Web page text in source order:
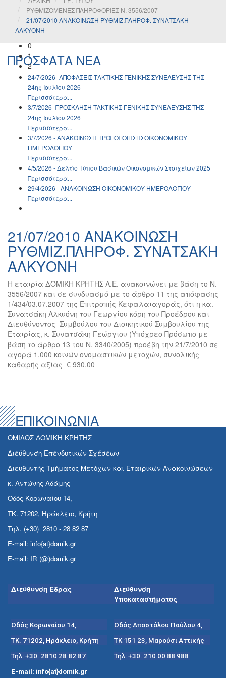
0
1
2
ΡΥΘΜΙΖΟΜΕΝΕΣ ΠΛΗΡΟΦΟΡΙΕΣ Ν. 3556/2007
21/07/2010 ΑΝΑΚΟΙΝΩΣΗ ΡΥΘΜΙΖ.ΠΛΗΡΟΦ. ΣΥΝΑΤΣΑΚΗ
ΑΛΚΥΟΝΗ
ΠΡΟΣΦΑΤΑ ΝΕΑ
24/7/2026 -ΑΠΟΦΑΣΕΙΣ ΤΑΚΤΙΚΗΣ ΓΕΝΙΚΗΣ ΣΥΝΕΛΕΥΣΗΣ ΤΗΣ
24ης Ιουλίου 2026
Περισσότερα...
3/7/2026 -ΠΡΟΣΚΛΗΣΗ ΤΑΚΤΙΚΗΣ ΓΕΝΙΚΗΣ ΣΥΝΕΛΕΥΣΗΣ ΤΗΣ
24ης Ιουλίου 2026
Περισσότερα...
3/7/2026 - ΑΝΑΚΟΙΝΩΣH ΤΡΟΠΟΠΟΙΗΣΗΣΟΙΚΟΝΟΜΙΚΟΥ
ΗΜΕΡΟΛΟΓΙΟΥ
Περισσότερα...
4/5/2026 - Δελτίο Τύπου Βασικών Οικονομικών Στοιχείων 2025
Περισσότερα...
29/4/2026 - ΑΝΑΚΟΙΝΩΣH ΟΙΚΟΝΟΜΙΚΟΥ ΗΜΕΡΟΛΟΓΙΟΥ
Περισσότερα...
21/07/2010 ΑΝΑΚΟΙΝΩΣΗ
ΡΥΘΜΙΖ.ΠΛΗΡΟΦ. ΣΥΝΑΤΣΑΚΗ
ΑΛΚΥΟΝΗ
Η εταιρία ΔΟΜΙΚΗ ΚΡΗΤΗΣ Α.Ε. ανακοινώνει με βάση το Ν.
3556/2007 και σε συνδυασμό με το άρθρο 11 της απόφασης
1/434/03.07.2007 της Επιτροπής Κεφαλαιαγοράς, ότι η κα.
Συνατσάκη Αλκυόνη του Γεωργίου κόρη του Προέδρου και
Διευθύνοντος Συμβούλου του Διοικητικού Συμβουλίου της
Εταιρίας, κ. Συνατσάκη Γεώργιου (Υπόχρεο Πρόσωπο με
βάση το άρθρο 13 του Ν. 3340/2005) προέβη την 21/7/2010 σε
αγορά 1,000 κοινών ονομαστικών μετοχών, συνολικής
καθαρής αξίας € 930,00
ΕΠΙΚΟΙΝΩΝΙΑ
ΟΜΙΛΟΣ ΔΟΜΙΚΗ ΚΡΗΤΗΣ
Διεύθυνση Επενδυτικών Σχέσεων
Διευθυντής Τμήματος Μετόχων και Εταιρικών Ανακοινώσεων
κ. Αντώνης Αδάμης
Οδός Κορωναίου 14,
ΤΚ. 71202, Ηράκλειο, Κρήτη
Τηλ. (+30) 2810 - 28 82 87
E-mail: info{at}domik.gr
E-mail: IR (@)domik.gr
Διεύθυνση Έδρας
Διεύθυνση
Υποκαταστήματος
Οδός Κορωναίου 14,
ΤΚ. 71202, Ηράκλειο, Κρήτη
Τηλ: +30. 2810 28 82 87
Οδός Αποστόλου Παύλου 4,
ΤΚ 151 23, Μαρούσι Αττικής
Τηλ: +30. 210 00 88 988
E-mail: info{at}domik.gr